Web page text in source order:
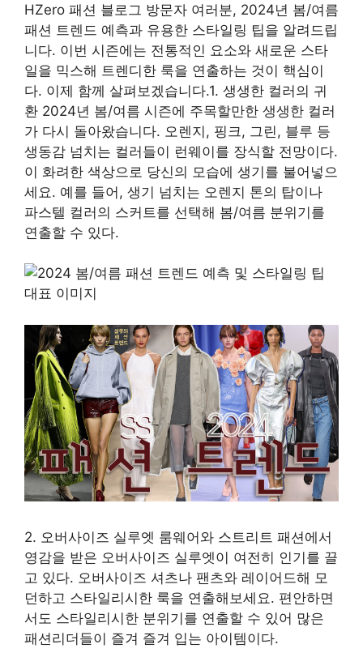
HZero 패션 블로그 방문자 여러분, 2024년 봄/여름
패션 트렌드 예측과 유용한 스타일링 팁을 알려드립
니다. 이번 시즌에는 전통적인 요소와 새로운 스타
일을 믹스해 트렌디한 룩을 연출하는 것이 핵심이
다. 이제 함께 살펴보겠습니다.1. 생생한 컬러의 귀
환 2024년 봄/여름 시즌에 주목할만한 생생한 컬러
가 다시 돌아왔습니다. 오렌지, 핑크, 그린, 블루 등
생동감 넘치는 컬러들이 런웨이를 장식할 전망이다.
이 화려한 색상으로 당신의 모습에 생기를 불어넣으
세요. 예를 들어, 생기 넘치는 오렌지 톤의 탑이나
파스텔 컬러의 스커트를 선택해 봄/여름 분위기를
연출할 수 있다.
2. 오버사이즈 실루엣 룸웨어와 스트리트 패션에서
영감을 받은 오버사이즈 실루엣이 여전히 인기를 끌
고 있다. 오버사이즈 셔츠나 팬츠와 레이어드해 모
던하고 스타일리시한 룩을 연출해보세요. 편안하면
서도 스타일리시한 분위기를 연출할 수 있어 많은
패션리더들이 즐겨 즐겨 입는 아이템이다.